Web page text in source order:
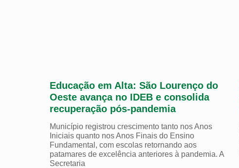
Educação em Alta: São Lourenço do
Oeste avança no IDEB e consolida
recuperação pós-pandemia
Município registrou crescimento tanto nos Anos
Iniciais quanto nos Anos Finais do Ensino
Fundamental, com escolas retornando aos
patamares de excelência anteriores à pandemia. A
Secretaria